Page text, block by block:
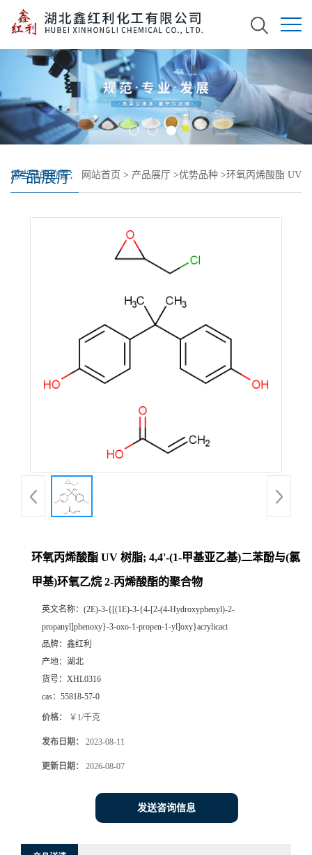
产品展厅
您当前的位置： 网站首页 > 产品展厅 >优势品种 >环氧丙烯酸酯 UV
环氧丙烯酸酯 UV 树脂; 4,4'-(1-甲基亚乙基)二苯酚与(氯
甲基)环氧乙烷 2-丙烯酸酯的聚合物
英文名称： (2E)-3-{[(1E)-3-{4-[2-(4-Hydroxyphenyl)-2-
propanyl]phenoxy}-3-oxo-1-propen-1-yl]oxy}acrylicaci
品牌： 鑫红利
产地： 湖北
货号： XHL0316
cas： 55818-57-0
价格： ￥1/千克
发布日期： 2023-08-11
更新日期： 2026-08-07
发送咨询信息